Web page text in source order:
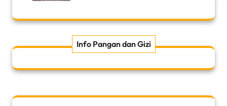
Info Pangan dan Gizi